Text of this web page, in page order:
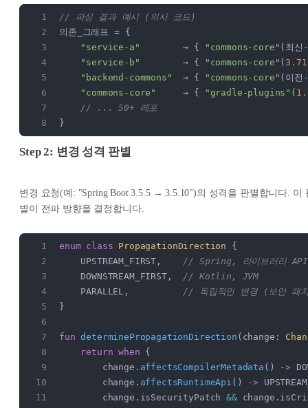
// 파싱 결과 예시 (의사 코드)
의존_그래프 = {
    "service-a"
        → {
"commons-core" (최신 -
    "service-b"
        → {
"commons-core" ( 3.71
    "backend-commons"
  → {
"commons-core" (이전 -
    "commons-core"
     → {
"gradle-plugins" (
    // ... 50+ 레포
}
Step 2: 변경 성격 판별
변경 요청(예: "Spring Boot 3.5.5 → 3.5.10")의 성격을 판별합니다. 이
별이 전파 방향을 결정합니다.
enum class PropagationDirection {
    UPSTREAM_FIRST,
// Spring, 라이브러리 API
    DOWNSTREAM_FIRST,
// Kotlin, JVM
    PARALLEL,
// 독립적인 변경 (보안 패
}
fun determinePropagationDirection (change:
    return
when {
        change.
affectsCompilerMetadata () ->
        change.
affectsRuntimeApi () ->
        change.isSecurityPatch
&&